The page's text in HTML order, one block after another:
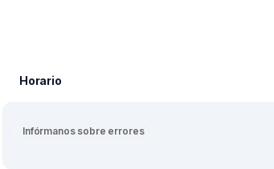
Horario
Infórmanos sobre errores